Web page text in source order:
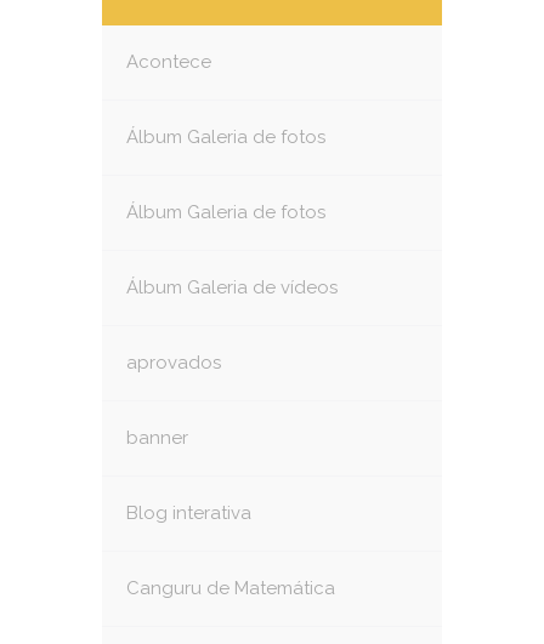
Acontece
Álbum Galeria de fotos
Álbum Galeria de fotos
Álbum Galeria de vídeos
aprovados
banner
Blog interativa
Canguru de Matemática